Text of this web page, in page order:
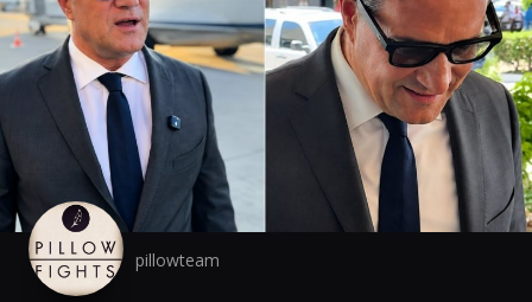
pillowteam